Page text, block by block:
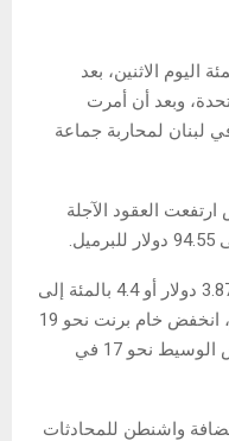
اليوم الاثنين، بعد
وبعد أن أمرت
لبنان لمحاربة جماعة
جرينتش ارتفعت العقود الآجلة
وزادت العقود الآجلة للخام الأمريكي 3.87 دولار أو 4.4 بالمئة إلى
91.23 دولار للبرميل. وخلال شهر مايو، انخفض خام برنت نحو 19
في المائة، وانخفض خام غرب تكساس الوسيط نحو 17 في
واشنطن للمحادثات